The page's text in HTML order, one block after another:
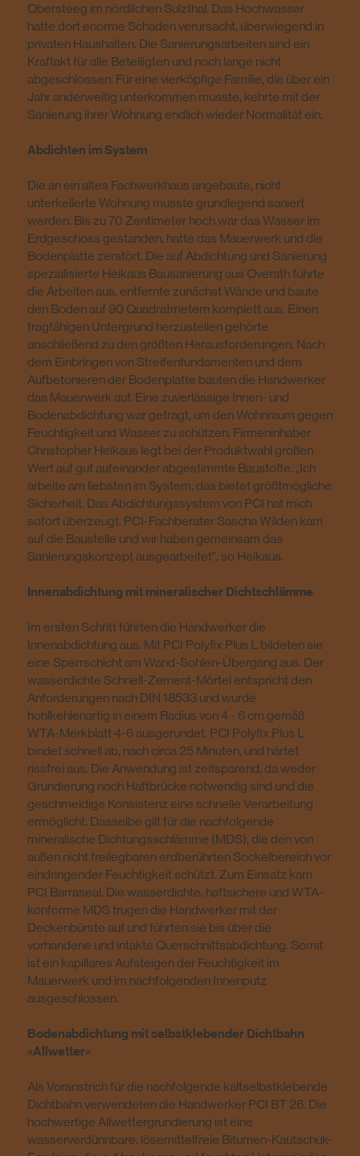
Obersteeg im nördlichen Sulzthal. Das Hochwasser
hatte dort enorme Schäden verursacht, überwiegend in
privaten Haushalten. Die Sanierungsarbeiten sind ein
Kraftakt für alle Beteiligten und noch lange nicht
abgeschlossen. Für eine vierköpfige Familie, die über ein
Jahr anderweitig unterkommen musste, kehrte mit der
Sanierung ihrer Wohnung endlich wieder Normalität ein.
Abdichten im System
Die an ein altes Fachwerkhaus angebaute, nicht
unterkellerte Wohnung musste grundlegend saniert
werden. Bis zu 70 Zentimeter hoch war das Wasser im
Erdgeschoss gestanden, hatte das Mauerwerk und die
Bodenplatte zerstört. Die auf Abdichtung und Sanierung
spezialisierte Heikaus Bausanierung aus Overath führte
die Arbeiten aus, entfernte zunächst Wände und baute
den Boden auf 90 Quadratmetern komplett aus. Einen
tragfähigen Untergrund herzustellen gehörte
anschließend zu den größten Herausforderungen. Nach
dem Einbringen von Streifenfundamenten und dem
Aufbetonieren der Bodenplatte bauten die Handwerker
das Mauerwerk auf. Eine zuverlässige Innen- und
Bodenabdichtung war gefragt, um den Wohnraum gegen
Feuchtigkeit und Wasser zu schützen. Firmeninhaber
Christopher Heikaus legt bei der Produktwahl großen
Wert auf gut aufeinander abgestimmte Baustoffe. „Ich
arbeite am liebsten im System, das bietet größtmögliche
Sicherheit. Das Abdichtungssystem von PCI hat mich
sofort überzeugt. PCI-Fachberater Sascha Wilden kam
auf die Baustelle und wir haben gemeinsam das
Sanierungskonzept ausgearbeitet", so Heikaus.
Innenabdichtung mit mineralischer Dichtschlämme
Im ersten Schritt führten die Handwerker die
Innenabdichtung aus. Mit PCI Polyfix Plus L bildeten sie
eine Sperrschicht am Wand-Sohlen-Übergang aus. Der
wasserdichte Schnell-Zement-Mörtel entspricht den
Anforderungen nach DIN 18533 und wurde
hohlkehlenartig in einem Radius von 4 - 6 cm gemäß
WTA-Merkblatt 4-6 ausgerundet. PCI Polyfix Plus L
bindet schnell ab, nach circa 25 Minuten, und härtet
rissfrei aus. Die Anwendung ist zeitsparend, da weder
Grundierung noch Haftbrücke notwendig sind und die
geschmeidige Konsistenz eine schnelle Verarbeitung
ermöglicht. Dasselbe gilt für die nachfolgende
mineralische Dichtungsschlämme (MDS), die den von
außen nicht freilegbaren erdberührten Sockelbereich vor
eindringender Feuchtigkeit schützt. Zum Einsatz kam
PCI Barraseal. Die wasserdichte, haftsichere und WTA-
konforme MDS trugen die Handwerker mit der
Deckenbürste auf und führten sie bis über die
vorhandene und intakte Querschnittsabdichtung. Somit
ist ein kapillares Aufsteigen der Feuchtigkeit im
Mauerwerk und im nachfolgenden Innenputz
ausgeschlossen.
Bodenabdichtung mit selbstklebender Dichtbahn
»Allwetter«
Als Voranstrich für die nachfolgende kaltselbstklebende
Dichtbahn verwendeten die Handwerker PCI BT 26. Die
hochwertige Allwettergrundierung ist eine
wasserverdünnbare, lösemittelfreie Bitumen-Kautschuk-